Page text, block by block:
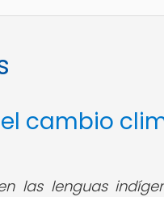
cambio
las lenguas